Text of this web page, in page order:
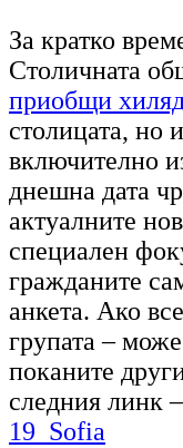
За кратко
Столичната
приобщи
столицата, но
включително
днешна дата
актуалните
специален
гражданите
анкета. Ако
групата –
поканите
следния линк –
19_Sofia